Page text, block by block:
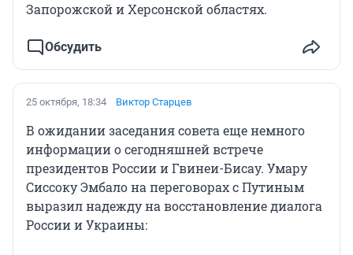
Запорожской и Херсонской областях.
Обсудить
25 октября, 18:34 Виктор Старцев
В ожидании заседания совета еще немного
информации о сегодняшней встрече
президентов России и Гвинеи-Бисау. Умару
Сиссоку Эмбало на переговорах с Путиным
выразил надежду на восстановление диалога
России и Украины: